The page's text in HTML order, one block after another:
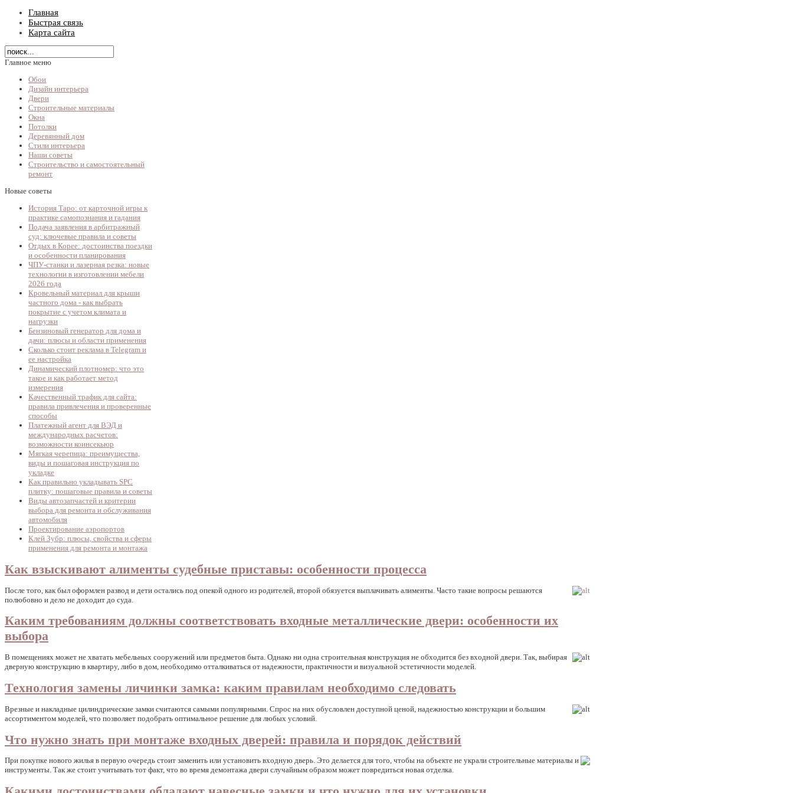
Главная
Быстрая связь
Карта сайта
Главное меню
Обои
Дизайн интерьера
Двери
Строительные материалы
Окна
Потолки
Деревянный дом
Стили интерьера
Наши советы
Строительство и самостоятельный
ремонт
Новые советы
История Таро: от карточной игры к
практике самопознания и гадания
Подача заявления в арбитражный
суд: ключевые правила и советы
Отдых в Корее: достоинства поездки
и особенности планирования
ЧПУ-станки и лазерная резка: новые
технологии в изготовлении мебели
2026 года
Кровельный материал для крыши
частного дома - как выбрать
покрытие с учетом климата и
нагрузки
Бензиновый генератор для дома и
дачи: плюсы и области применения
Сколько стоит реклама в Telegram и
ее настройка
Динамический плотномер: что это
такое и как работает метод
измерения
Качественный трафик для сайта:
правила привлечения и проверенные
способы
Платежный агент для ВЭД и
международных расчетов:
возможности коинсекьюр
Мягкая черепица: преимущества,
виды и пошаговая инструкция по
укладке
Как правильно укладывать SPC
плитку: пошаговые правила и советы
Виды автозапчастей и критерии
выбора для ремонта и обслуживания
автомобиля
Проектирование аэропортов
Клей Зубр: плюсы, свойства и сферы
применения для ремонта и монтажа
Как взыскивают алименты судебные приставы: особенности процесса
После того, как был оформлен развод и дети остались под опекой одного из родителей, второй обязуется выплачивать алименты. Часто такие вопросы решаются
полюбовно и дело не доходит до суда.
Каким требованиям должны соответствовать входные металлические двери: особенности их
выбора
В помещениях может не хватать мебельных сооружений или предметов быта. Однако ни одна строительная конструкция не обходится без входной двери. Так, выбирая
дверную конструкцию в квартиру, либо в дом, необходимо отталкиваться от надежности, практичности и визуальной эстетичности моделей.
Технология замены личинки замка: каким правилам необходимо следовать
Врезные и накладные цилиндрические замки считаются самыми популярными. Спрос на них обусловлен доступной ценой, надежностью конструкции и большим
ассортиментом моделей, что позволяет подобрать оптимальное решение для любых условий.
Что нужно знать при монтаже входных дверей: правила и порядок действий
При покупке нового жилья в первую очередь стоит заменить или установить входную дверь. Это делается для того, чтобы на объекте не украли строительные материалы и
инструменты. Так же стоит учитывать тот факт, что во время демонтажа двери случайным образом может повредиться новая отделка.